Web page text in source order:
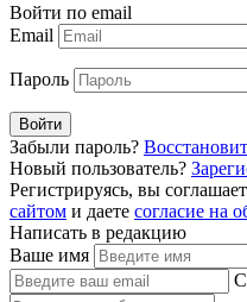
Войти по email
Email
Пароль
Войти
Забыли пароль?
Новый пользователь?
Регистрируясь, вы
сайтом и даете согласие на
Написать в редакцию
Ваше имя